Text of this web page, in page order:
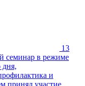
13
семинар в режиме
дня,
и
принял участие